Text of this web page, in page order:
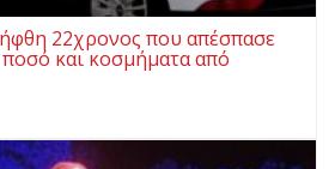
22χρονος που απέσπασε
και κοσμήματα από